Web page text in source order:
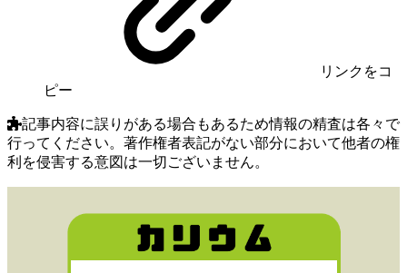
リンク をコ
ピー
記事内容に誤りがある場合もあるため情報の精査は各々で
行ってください。著作権者表記がない部分において他者の権
利を侵害する意図は一切ございません。